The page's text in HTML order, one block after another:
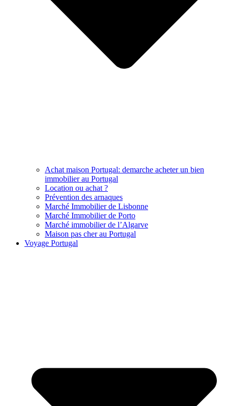
Achat maison Portugal: demarche acheter un bien
immobilier au Portugal
Location ou achat ?
Prévention des arnaques
Marché Immobilier de Lisbonne
Marché Immobilier de Porto
Marché immobilier de l’Algarve
Maison pas cher au Portugal
Voyage Portugal